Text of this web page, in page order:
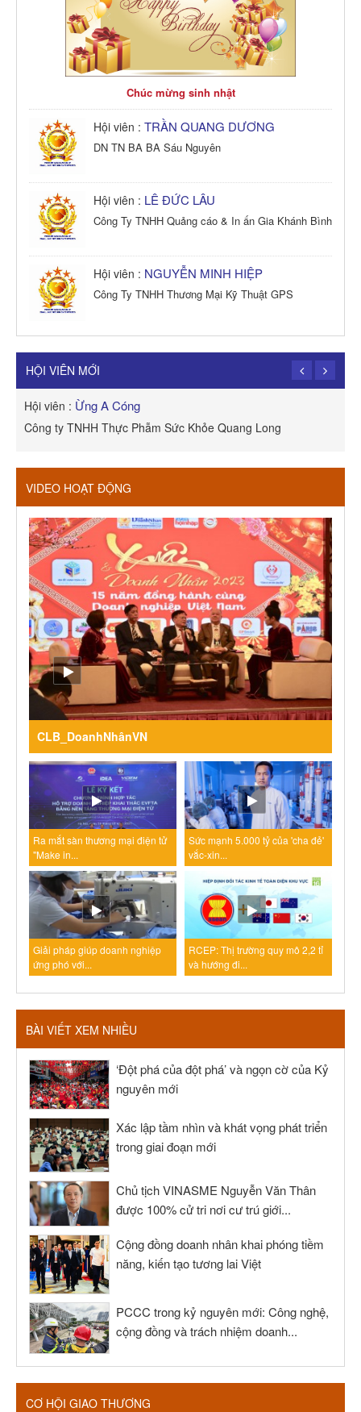
Chúc mừng sinh nhật
Hội viên : TRẦN QUANG DƯƠNG
DN TN BA BA Sáu Nguyên
Hội viên : LÊ ĐỨC LÂU
Công Ty TNHH Quảng cáo & In ấn Gia Khánh Bình
Hội viên : NGUYỄN MINH HIỆP
Công Ty TNHH Thương Mại Kỹ Thuật GPS
Công Ty TNHH Dịch vụ Cuộc Sống Hạnh Phúc
HỘI VIÊN MỚI
Hội viên : Ừng A Cóng
Công ty TNHH Thực Phẫm Sức Khỏe Quang Long
VIDEO HOẠT ĐỘNG
CLB_DoanhNhânVN
Ra mắt sàn thương mại điện tử
"Make in...
Sức mạnh 5.000 tỷ của 'cha đẻ'
vắc-xin...
Giải pháp giúp doanh nghiệp
ứng phó với...
RCEP: Thị trường quy mô 2,2 tỉ
và hướng đi...
BÀI VIẾT XEM NHIỀU
‘Đột phá của đột phá’ và ngọn cờ của Kỷ
nguyên mới
Xác lập tầm nhìn và khát vọng phát triển
trong giai đoạn mới
Chủ tịch VINASME Nguyễn Văn Thân
được 100% cử tri nơi cư trú giới...
Cộng đồng doanh nhân khai phóng tiềm
năng, kiến tạo tương lai Việt
PCCC trong kỷ nguyên mới: Công nghệ,
cộng đồng và trách nhiệm doanh...
CƠ HỘI GIAO THƯƠNG